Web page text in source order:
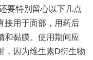
要特别留心以下几点
接用于面部，用药后
和黏膜。使用期间应
，因为维生素D衍生物